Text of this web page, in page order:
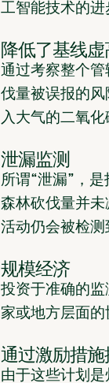
工智能技术的进
降低了基线
通过考察整个
伐量被误报的
入大气的二氧化
泄漏监测
所谓“泄漏”，
森林砍伐量并
活动仍会被检测
规模经济
投资于准确的监
家或地方层面
通过激励措
由于这些计划